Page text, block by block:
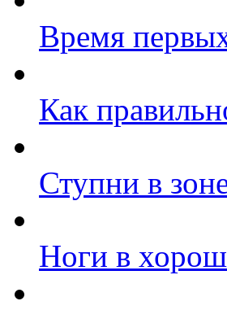
Время
Как
Ступни в
Ноги в